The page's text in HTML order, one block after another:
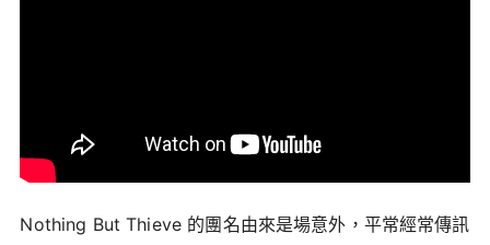
Nothing But Thieve 的團名由來是場意外，平常經常傳訊